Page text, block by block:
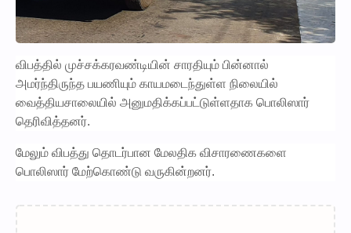
விபத்தில் முச்சக்கரவண்டியின் சாரதியும் பின்னால்
அமர்ந்திருந்த பயணியும் காயமடைந்துள்ள நிலையில்
வைத்தியசாலையில் அனுமதிக்கப்பட்டுள்ளதாக பொலிஸார்
தெரிவித்தனர்.
மேலும் விபத்து தொடர்பான மேலதிக விசாரணைகளை
பொலிஸார் மேற்கொண்டு வருகின்றனர்.